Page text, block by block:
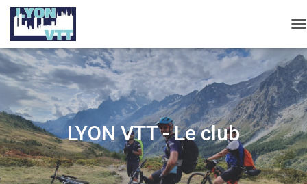
É
P
L
I
E
R
L
A
N
A
V
LYON VTT - Le club